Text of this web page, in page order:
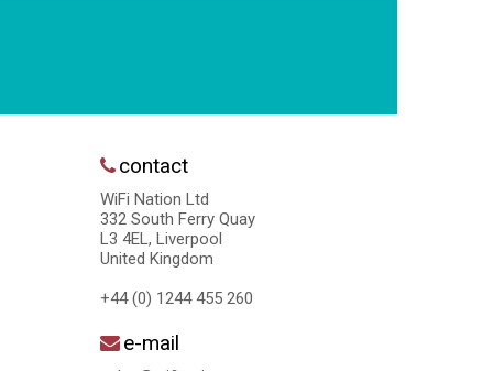
contact
WiFi Nation Ltd
332 South Ferry Quay
L3 4EL, Liverpool
United Kingdom
+44 (0) 1244 455 260
e-mail